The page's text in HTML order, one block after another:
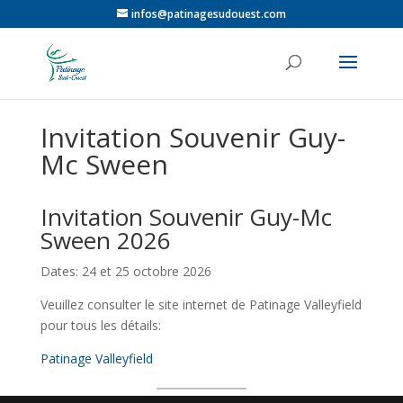
infos@patinagesudouest.com
Invitation Souvenir Guy-
Mc Sween
Invitation Souvenir Guy-Mc
Sween 2026
Dates: 24 et 25 octobre 2026
Veuillez consulter le site internet de Patinage Valleyfield
pour tous les détails:
Patinage Valleyfield